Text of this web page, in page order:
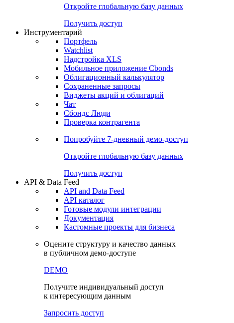
Откройте глобальную базу данных
Получить доступ
Инструментарий
Портфель
Watchlist
Надстройка XLS
Мобильное приложение Cbonds
Облигационный калькулятор
Сохраненные запросы
Виджеты акций и облигаций
Чат
Сбондс Люди
Проверка контрагента
Попробуйте 7-дневный демо-доступ
Откройте глобальную базу данных
Получить доступ
API & Data Feed
API and Data Feed
API каталог
Готовые модули интеграции
Документация
Кастомные проекты для бизнеса
Оцените структуру и качество данных
в публичном демо-доступе
DEMO
Получите индивидуальный доступ
к интересующим данным
Запросить доступ